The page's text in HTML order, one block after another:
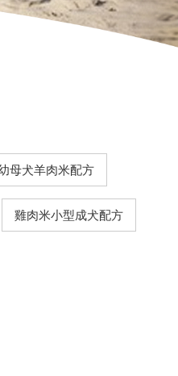
母犬羊肉米配方
雞肉米小型成犬配方